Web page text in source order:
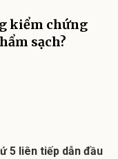
kiểm chứng
sạch?
5 liên tiếp dẫn đầu